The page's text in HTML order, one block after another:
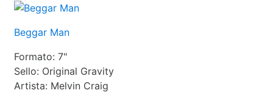
Beggar Man
Formato: 7"
Sello: Original Gravity
Artista: Melvin Craig